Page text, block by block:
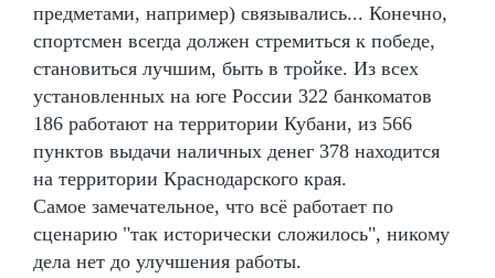
предметами, например) связывались... Конечно,
спортсмен всегда должен стремиться к победе,
становиться лучшим, быть в тройке. Из всех
установленных на юге России 322 банкоматов
186 работают на территории Кубани, из 566
пунктов выдачи наличных денег 378 находится
на территории Краснодарского края.
Самое замечательное, что всё работает по
сценарию "так исторически сложилось", никому
дела нет до улучшения работы.